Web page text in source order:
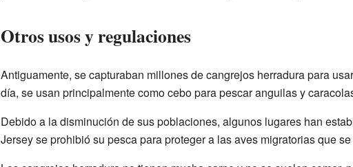
Otros usos y regulaciones
Antiguamente, se capturaban millones de cangrejos herradura para
día, se usan principalmente como cebo para pescar anguilas y
Debido a la disminución de sus poblaciones, algunos lugares han
Jersey se prohibió su pesca para proteger a las aves migratorias que